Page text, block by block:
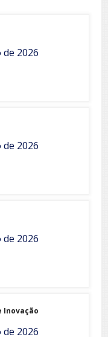
2026
2026
2026
Inovação
2026